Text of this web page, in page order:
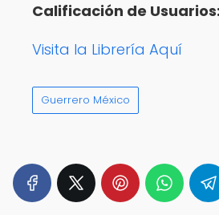
Calificación de Usuarios:
Visita la Librería Aquí
Guerrero México